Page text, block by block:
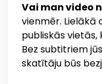
Vai man video
vienmēr. Lielākā
publiskās vietās,
Bez subtitriem
skatītāju būs